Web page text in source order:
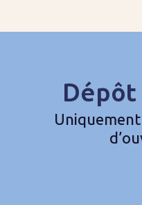
Dépôt